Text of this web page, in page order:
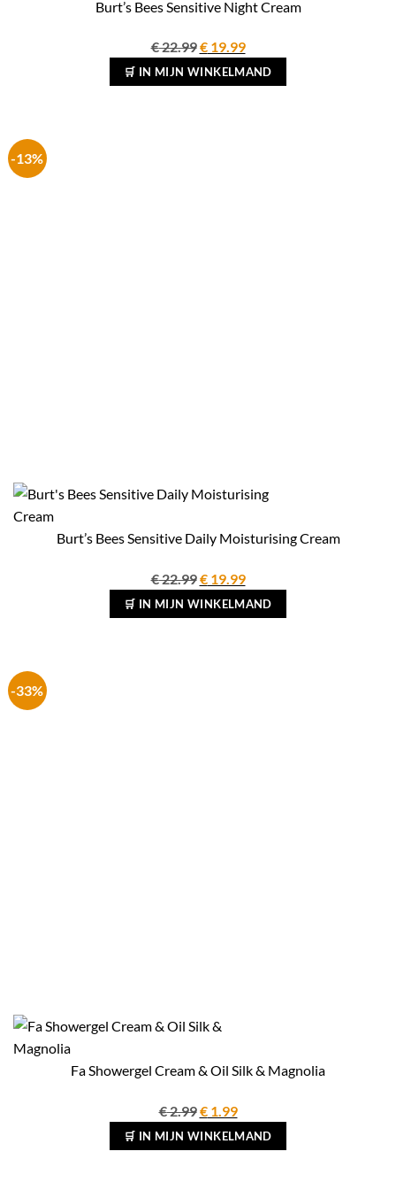
Burt’s Bees Sensitive Night Cream
€22.99Oorspronkelijke
prijs
was:
€19.99Huidige
prijs
is:
🛒 IN MIJN WINKELMAND
-13%
Burt’s Bees Sensitive Daily Moisturising Cream
€22.99Oorspronkelijke
prijs
was:
€19.99Huidige
prijs
is:
🛒 IN MIJN WINKELMAND
-33%
Fa Showergel Cream & Oil Silk & Magnolia
€2.99Oorspronkelijke
prijs
was:
€1.99Huidige
prijs
is:
🛒 IN MIJN WINKELMAND